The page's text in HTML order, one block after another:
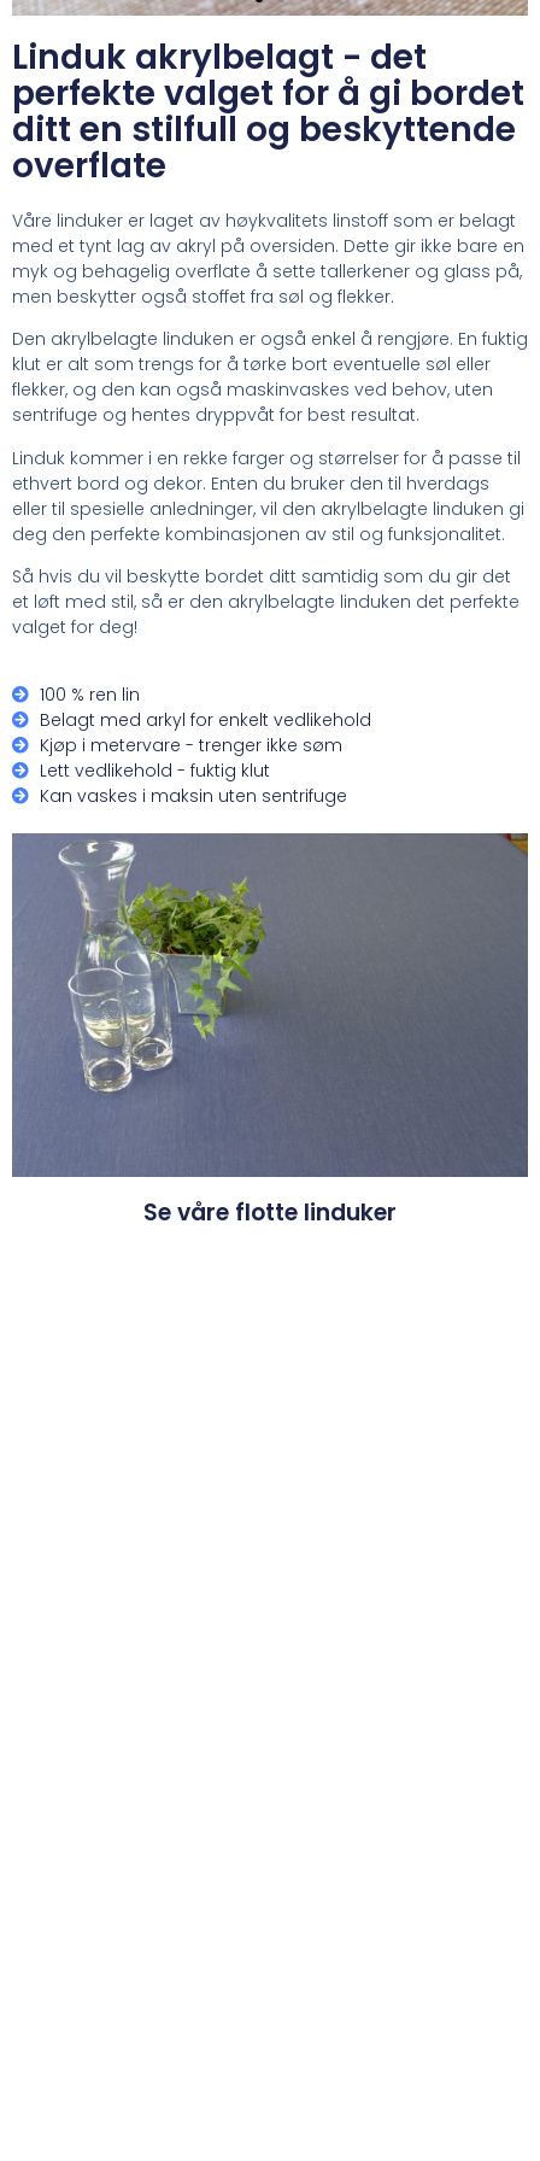
Linduk akrylbelagt - det
perfekte valget for å gi bordet
ditt en stilfull og beskyttende
overflate
Våre linduker er laget av høykvalitets linstoff som er belagt
med et tynt lag av akryl på oversiden. Dette gir ikke bare en
myk og behagelig overflate å sette tallerkener og glass på,
men beskytter også stoffet fra søl og flekker.
Den akrylbelagte linduken er også enkel å rengjøre. En fuktig
klut er alt som trengs for å tørke bort eventuelle søl eller
flekker, og den kan også maskinvaskes ved behov, uten
sentrifuge og hentes dryppvåt for best resultat.
Linduk kommer i en rekke farger og størrelser for å passe til
ethvert bord og dekor. Enten du bruker den til hverdags
eller til spesielle anledninger, vil den akrylbelagte linduken gi
deg den perfekte kombinasjonen av stil og funksjonalitet.
Så hvis du vil beskytte bordet ditt samtidig som du gir det
et løft med stil, så er den akrylbelagte linduken det perfekte
valget for deg!
100 % ren lin
Belagt med arkyl for enkelt vedlikehold
Kjøp i metervare - trenger ikke søm
Lett vedlikehold - fuktig klut
Kan vaskes i maksin uten sentrifuge
Se våre flotte linduker